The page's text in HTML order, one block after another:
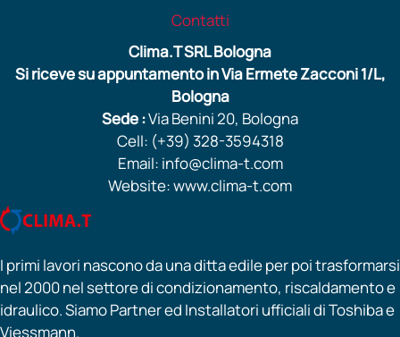
Contatti
Clima.T SRL Bologna
Si riceve su appuntamento in Via Ermete Zacconi 1/L,
Bologna
Sede :Via Benini 20, Bologna
Cell: (+39) 328-3594318
Email: info@clima-t.com
Website: www.clima-t.com
I primi lavori nascono da una ditta edile per poi trasformarsi
nel 2000 nel settore di condizionamento, riscaldamento e
idraulico. Siamo Partner ed Installatori ufficiali di Toshiba e
Viessmann.